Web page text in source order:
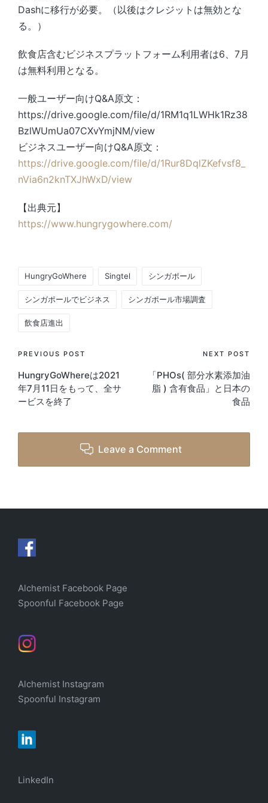
Dashに移行が必要。（以後はクレジットは無効とな
る。）
飲食店含むビジネスプラットフォーム利用者は6、7月
は無料利用となる。
一般ユーザー向けQ&A原文：
https://drive.google.com/file/d/1RM1q1LWHk1Rz38
BzlWUmUa07CXvYmjNM/view
ビジネスユーザー向けQ&A原文：
https://drive.google.com/file/d/1Rur8DqlZKefvsf8_
nVia6n2knTXJhWxD/view
【出典元】
https://www.hungrygowhere.com/
HungryGoWhere Singtel シンガポール
シンガポールでビジネス シンガポール市場調査
飲食店進出
Post
navigation
PREVIOUS POST
​HungryGoWhereは2021
年7月11日をもって、全サ
ービスを終了
NEXT POST
「PHOs( 部分水素添加油
脂 ) 含有食品」と日本の
食品
Leave a Comment
Alchemist Facebook Page
Spoonful Facebook Page
Alchemist Instagram
Spoonful Instagram
LinkedIn